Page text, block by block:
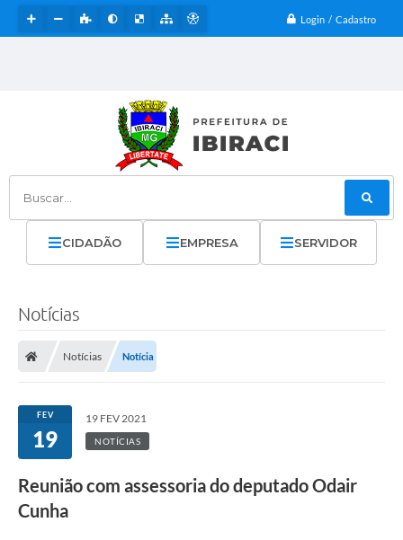
Login / Cadastro
Buscar...
CIDADÃO EMPRESA SERVIDOR
Notícias
Notícias Notícia
FEV
19
19 FEV 2021
NOTÍCIAS
Reunião com assessoria do deputado Odair
Cunha